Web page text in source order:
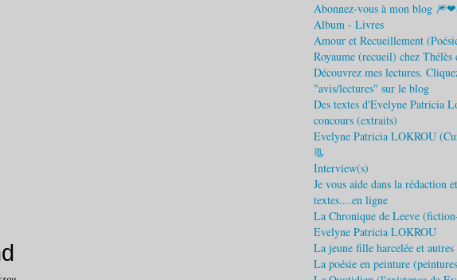
Abonnez-vous à mon blog
Album - Livres
Amour et Recueillement
Royaume (recueil) chez Thélès
Découvrez mes lectures.
"avis/lectures" sur le blog
Des textes d'Evelyne Patricia
concours (extraits)
Evelyne Patricia LOKROU
📃
Interview(s)
Je vous aide dans la rédaction
textes....en ligne
La Chronique de Leeve
Evelyne Patricia LOKROU
La jeune fille harcelée et
La poésie en peinture